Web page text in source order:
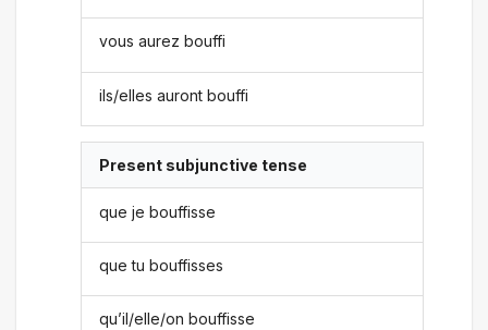
vous aurez bouffi
ils/elles auront bouffi
Present subjunctive tense
que je bouffisse
que tu bouffisses
qu’il/elle/on bouffisse